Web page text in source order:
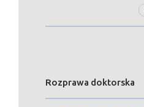
Rozprawa doktorska